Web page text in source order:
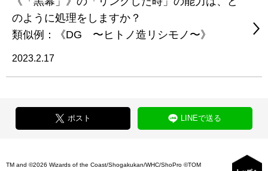
のように処理をしますか？
類似例：《DG 〜ヒトノ造リシモノ〜》
2023.2.17
ポスト LINEで送る
TM and ©2026 Wizards of the Coast/Shogakukan/WHC/ShoPro ©TOM